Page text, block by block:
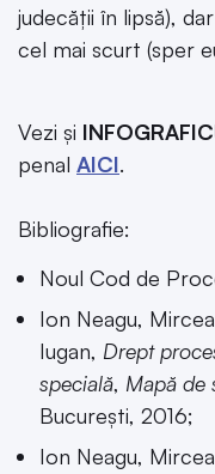
judecății în lipsă),
cel mai scurt (sper
Vezi și
penal AICI.
Bibliografie:
Noul Cod de
Ion Neagu,
Iugan, Drept
specială, Mapă de
București, 2016;
Ion Neagu,